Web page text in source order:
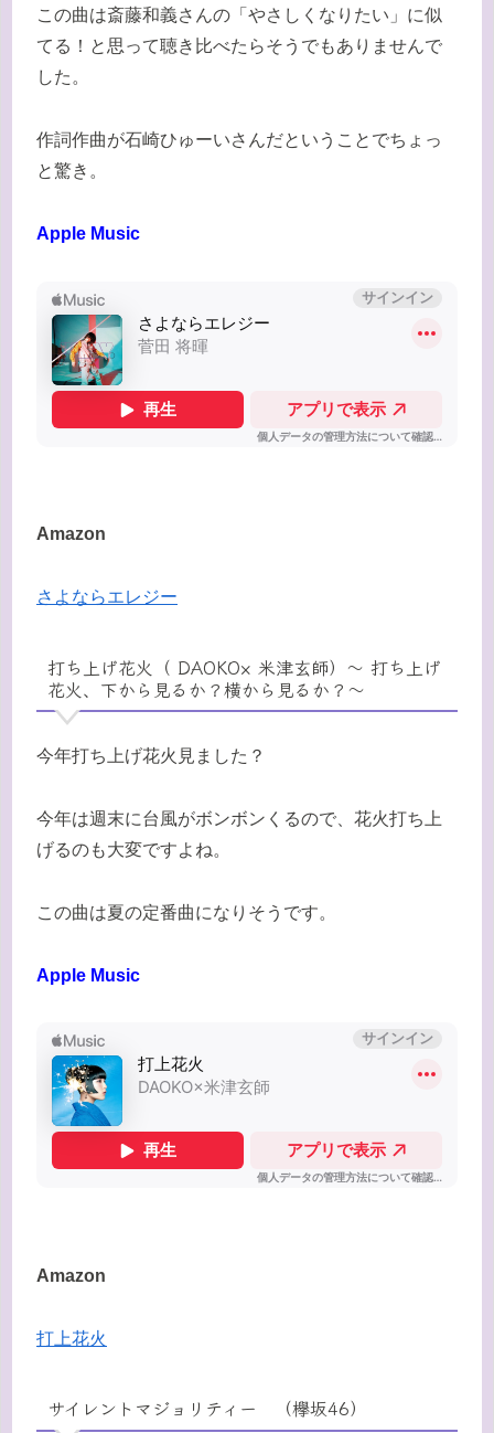
この曲は斎藤和義さんの「やさしくなりたい」に似
てる！と思って聴き比べたらそうでもありませんで
した。
作詞作曲が石崎ひゅーいさんだということでちょっ
と驚き。
Apple Music
Amazon
さよならエレジー
打ち上げ花火（ DAOKO× 米津玄師）〜 打ち上げ
花火、下から見るか？横から見るか？〜
今年打ち上げ花火見ました？
今年は週末に台風がボンボンくるので、花火打ち上
げるのも大変ですよね。
この曲は夏の定番曲になりそうです。
Apple Music
Amazon
打上花火
サイレントマジョリティー （欅坂46）